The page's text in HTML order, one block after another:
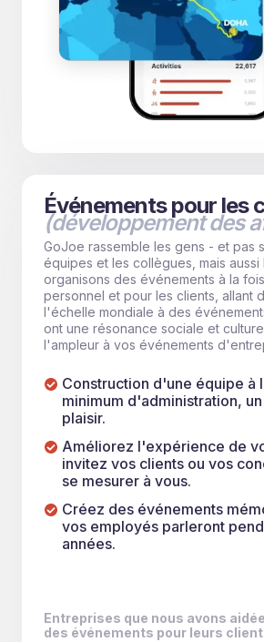
Événements pour les
(développement des
GoJoe rassemble les gens - et pas
équipes et les collègues, mais aussi
organisons des événements à la
personnel et pour les clients, allant
l'échelle mondiale à des
ont une résonance sociale et
l'ampleur à vos événements
Construction d'une équipe à
minimum d'administration,
plaisir.
Améliorez l'expérience de
invitez vos clients ou vos
se mesurer à vous.
Créez des événements
vos employés parleront
années.
Entreprises que nous avons
des événements pour leurs